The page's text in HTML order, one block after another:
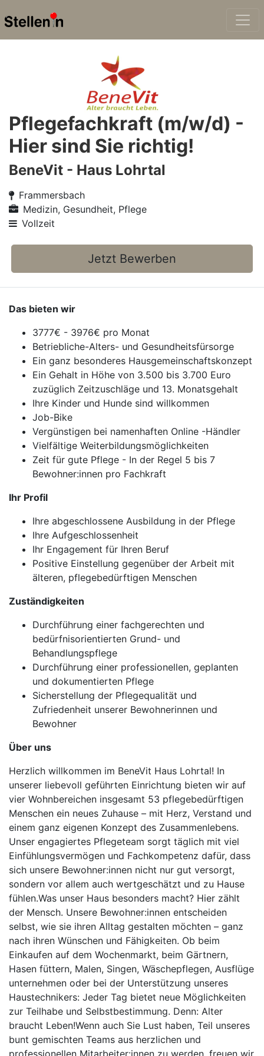
Pflegefachkraft (m/w/d) -
Hier sind Sie richtig!
BeneVit - Haus Lohrtal
Frammersbach
Medizin, Gesundheit, Pflege
Vollzeit
Jetzt Bewerben
Das bieten wir
3777€ - 3976€ pro Monat
Betriebliche-Alters- und Gesundheitsfürsorge
Ein ganz besonderes Hausgemeinschaftskonzept
Ein Gehalt in Höhe von 3.500 bis 3.700 Euro
zuzüglich Zeitzuschläge und 13. Monatsgehalt
Ihre Kinder und Hunde sind willkommen
Job-Bike
Vergünstigen bei namenhaften Online -Händler
Vielfältige Weiterbildungsmöglichkeiten
Zeit für gute Pflege - In der Regel 5 bis 7
Bewohner:innen pro Fachkraft
Ihr Profil
Ihre abgeschlossene Ausbildung in der Pflege
Ihre Aufgeschlossenheit
Ihr Engagement für Ihren Beruf
Positive Einstellung gegenüber der Arbeit mit
älteren, pflegebedürftigen Menschen
Zuständigkeiten
Durchführung einer fachgerechten und
bedürfnisorientierten Grund- und
Behandlungspflege
Durchführung einer professionellen, geplanten
und dokumentierten Pflege
Sicherstellung der Pflegequalität und
Zufriedenheit unserer Bewohnerinnen und
Bewohner
Über uns
Herzlich willkommen im BeneVit Haus Lohrtal! In
unserer liebevoll geführten Einrichtung bieten wir auf
vier Wohnbereichen insgesamt 53 pflegebedürftigen
Menschen ein neues Zuhause – mit Herz, Verstand und
einem ganz eigenen Konzept des Zusammenlebens.
Unser engagiertes Pflegeteam sorgt täglich mit viel
Einfühlungsvermögen und Fachkompetenz dafür, dass
sich unsere Bewohner:innen nicht nur gut versorgt,
sondern vor allem auch wertgeschätzt und zu Hause
fühlen.Was unser Haus besonders macht? Hier zählt
der Mensch. Unsere Bewohner:innen entscheiden
selbst, wie sie ihren Alltag gestalten möchten – ganz
nach ihren Wünschen und Fähigkeiten. Ob beim
Einkaufen auf dem Wochenmarkt, beim Gärtnern,
Hasen füttern, Malen, Singen, Wäschepflegen, Ausflüge
unternehmen oder bei der Unterstützung unseres
Haustechnikers: Jeder Tag bietet neue Möglichkeiten
zur Teilhabe und Selbstbestimmung. Denn: Alter
braucht Leben!Wenn auch Sie Lust haben, Teil unseres
bunt gemischten Teams aus herzlichen und
professionellen Mitarbeiter:innen zu werden, freuen wir